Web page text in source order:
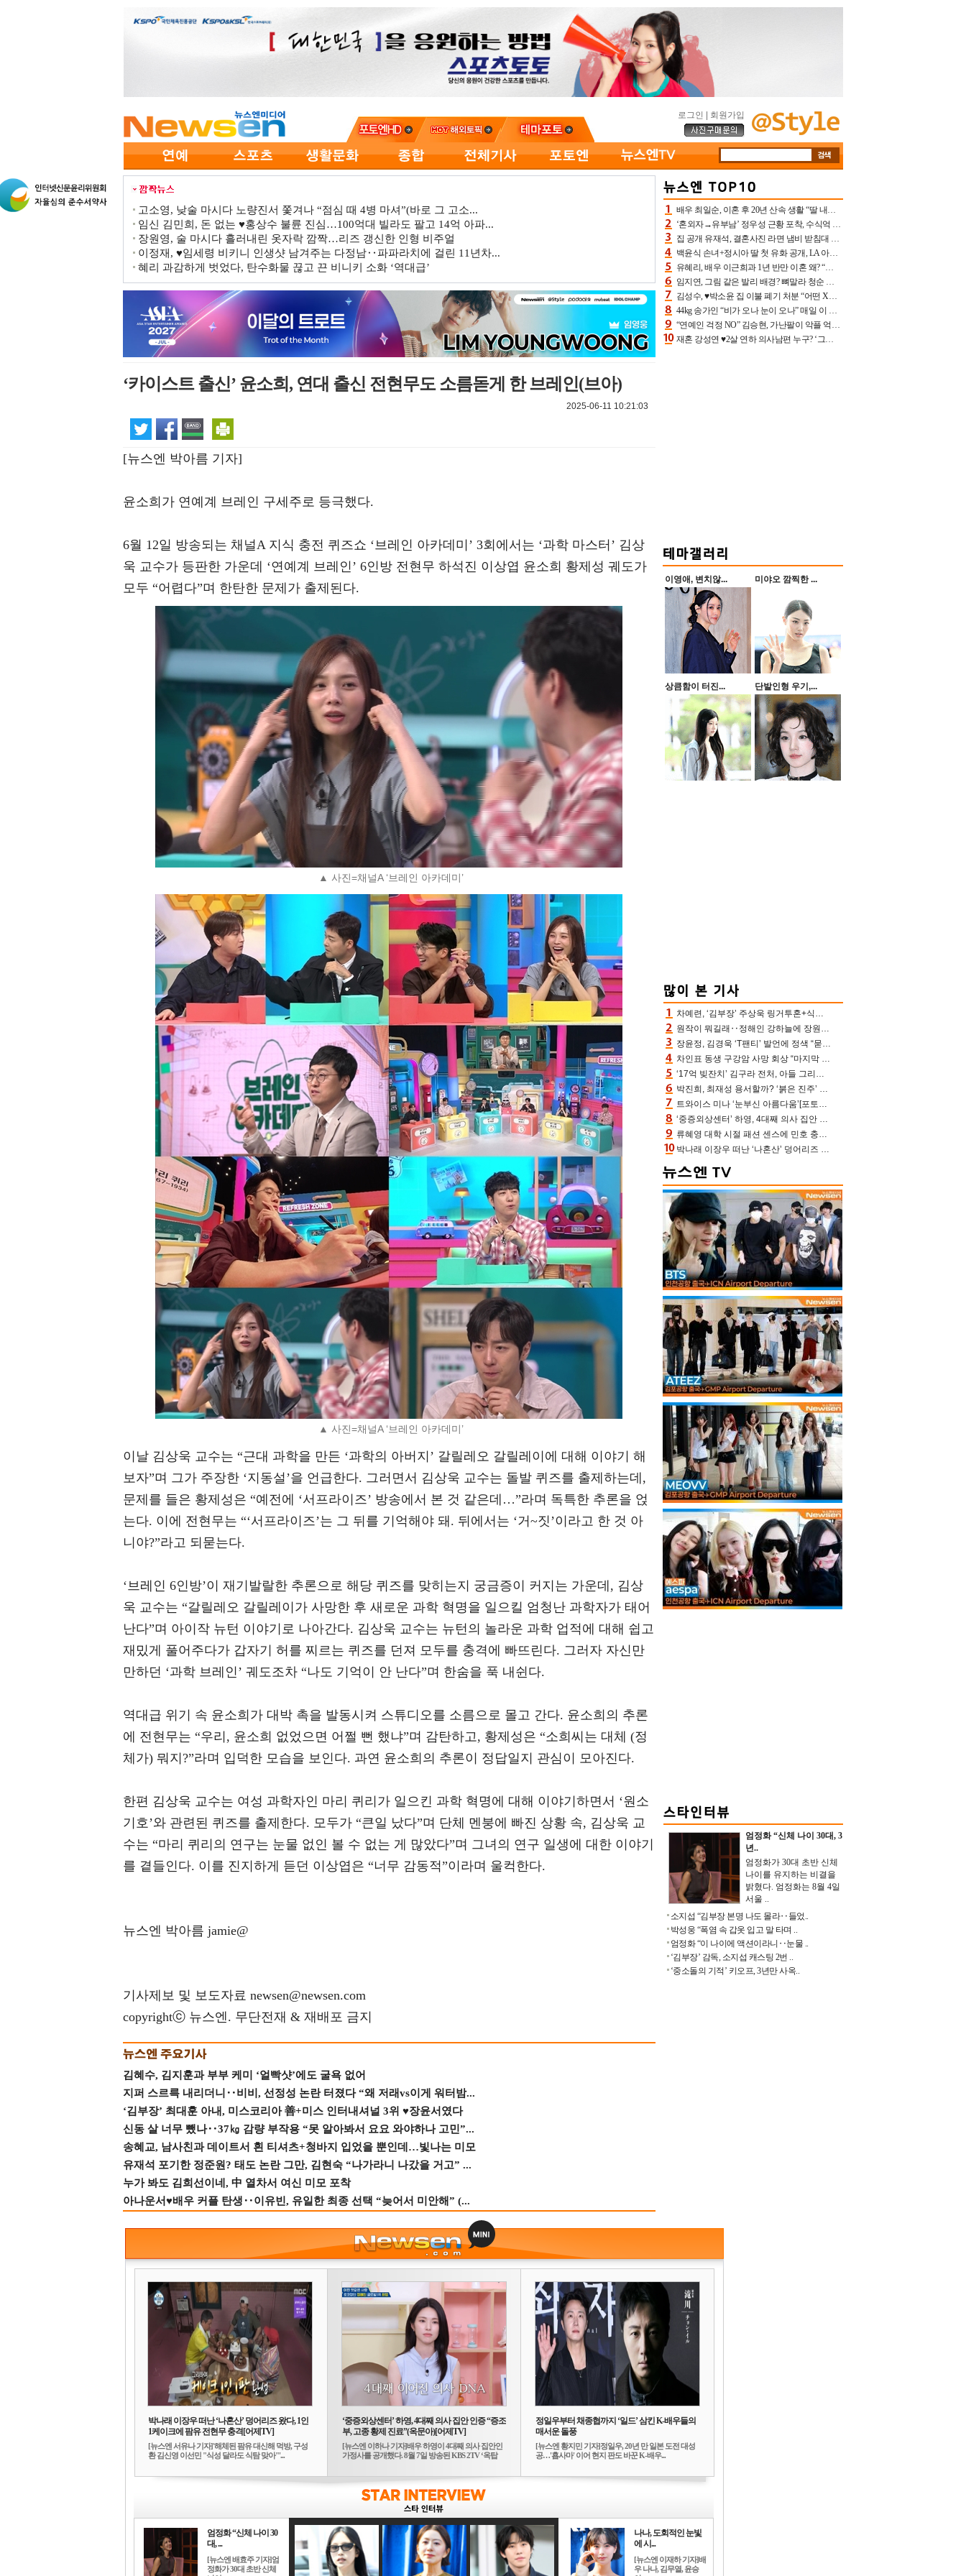
로그인 회원가입
고소영, 낮술 마시다 노량진서 쫓겨나 “점심 때 4병 마셔”(바로 그 고소...
임신 김민희, 돈 없는 ♥홍상수 불륜 진심…100억대 빌라도 팔고 14억 아파...
장원영, 술 마시다 흘러내린 옷자락 깜짝…리즈 갱신한 인형 비주얼
이정재, ♥임세령 비키니 인생샷 남겨주는 다정남‥파파라치에 걸린 11년차...
혜리 과감하게 벗었다, 탄수화물 끊고 끈 비니키 소화 ‘역대급’
‘카이스트 출신’ 윤소희, 연대 출신 전현무도 소름돋게 한 브레인(브아)
2025-06-11 10:21:03
[뉴스엔 박아름 기자]
윤소희가 연예계 브레인 구세주로 등극했다.
6월 12일 방송되는 채널A 지식 충전 퀴즈쇼 ‘브레인 아카데미’ 3회에서는 ‘과학 마스터’ 김상
욱 교수가 등판한 가운데 ‘연예계 브레인’ 6인방 전현무 하석진 이상엽 윤소희 황제성 궤도가
모두 “어렵다”며 한탄한 문제가 출제된다.
▲ 사진=채널A ‘브레인 아카데미’
▲ 사진=채널A ‘브레인 아카데미’
이날 김상욱 교수는 “근대 과학을 만든 ‘과학의 아버지’ 갈릴레오 갈릴레이에 대해 이야기 해
보자”며 그가 주장한 ‘지동설’을 언급한다. 그러면서 김상욱 교수는 돌발 퀴즈를 출제하는데,
문제를 들은 황제성은 “예전에 ‘서프라이즈’ 방송에서 본 것 같은데…”라며 독특한 추론을 얹
는다. 이에 전현무는 “‘서프라이즈’는 그 뒤를 기억해야 돼. 뒤에서는 ‘거~짓’이라고 한 것 아
니야?”라고 되묻는다.
‘브레인 6인방’이 재기발랄한 추론으로 해당 퀴즈를 맞히는지 궁금증이 커지는 가운데, 김상
욱 교수는 “갈릴레오 갈릴레이가 사망한 후 새로운 과학 혁명을 일으킬 엄청난 과학자가 태어
난다”며 아이작 뉴턴 이야기로 나아간다. 김상욱 교수는 뉴턴의 놀라운 과학 업적에 대해 쉽고
재밌게 풀어주다가 갑자기 허를 찌르는 퀴즈를 던져 모두를 충격에 빠뜨린다. 그러자 자신만
만하던 ‘과학 브레인’ 궤도조차 “나도 기억이 안 난다”며 한숨을 푹 내쉰다.
역대급 위기 속 윤소희가 대박 촉을 발동시켜 스튜디오를 소름으로 몰고 간다. 윤소희의 추론
에 전현무는 “우리, 윤소희 없었으면 어쩔 뻔 했냐”며 감탄하고, 황제성은 “소희씨는 대체 (정
체가) 뭐지?”라며 입덕한 모습을 보인다. 과연 윤소희의 추론이 정답일지 관심이 모아진다.
한편 김상욱 교수는 여성 과학자인 마리 퀴리가 일으킨 과학 혁명에 대해 이야기하면서 ‘원소
기호’와 관련된 퀴즈를 출제한다. 모두가 “큰일 났다”며 단체 멘붕에 빠진 상황 속, 김상욱 교
수는 “마리 퀴리의 연구는 눈물 없인 볼 수 없는 게 많았다”며 그녀의 연구 일생에 대한 이야기
를 곁들인다. 이를 진지하게 듣던 이상엽은 “너무 감동적”이라며 울컥한다.
뉴스엔 박아름 jamie@
기사제보 및 보도자료 newsen@newsen.com
copyrightⓒ 뉴스엔. 무단전재 & 재배포 금지
김혜수, 김지훈과 부부 케미 ‘얼빡샷’에도 굴욕 없어
지퍼 스르륵 내리더니‥비비, 선정성 논란 터졌다 “왜 저래vs이게 워터밤...
‘김부장’ 최대훈 아내, 미스코리아 善+미스 인터내셔널 3위 ♥장윤서였다
신동 살 너무 뺐나‥37㎏ 감량 부작용 “못 알아봐서 요요 와야하나 고민”...
송혜교, 남사친과 데이트서 흰 티셔츠+청바지 입었을 뿐인데…빛나는 미모
유재석 포기한 정준원? 태도 논란 그만, 김현숙 “나가라니 나갔을 거고” ...
누가 봐도 김희선이네, 中 열차서 여신 미모 포착
아나운서♥배우 커플 탄생‥이유빈, 유일한 최종 선택 “늦어서 미안해” (...
배우 최일순, 이혼 후 20년 산속 생활 “딸 내가 버렸다고 원망‥맘 아파”(특종)[어제TV]
‘혼외자→유부남’ 정우성 근황 포착, 수식억 해킹 피해 후배 만났다 “존경하는”
집 공개 유재석, 결혼사진 라면 냄비 받침대 되고 분노‥가족사진도 피해(놀뭐)[어제TV]
백윤식 손녀+정시아 딸 첫 유화 공개, LA 아트쇼→서울국제조각페스타 작가다운 수준급 실력
유혜리, 배우 이근희과 1년 반만 이혼 왜? “식칼 꽂고 의자 던져” 충격 폭로(특종)[어제TV]
임지연, 그림 같은 발리 배경? 뼈말라 청순 비키니 핏에 상대 안 되네
김성수, ♥박소윤 집 이불 폐기 처분 “어떤 X이랑 썼을지 몰라” 질투(신랑수업2)[어제TV]
44kg 송가인 “비가 오나 눈이 오나” 매일 이 운동, 허벅지 근육량 상승+체지방 감소
“연예인 걱정 NO” 김승현, 가난팔이 악플 억울할만‥아내+딸과 日 여행
재혼 강성연 ♥2살 연하 의사남편 누구? ‘그알’ 자문의에 훈남 비주얼 초엘리트 스펙 [종합]
이영애, 변치않... 미야오 깜찍한 ...
상큼함이 터진... 단발인형 우기,...
차예련, ‘김부장’ 주상욱 링거투혼+식스팩 비화 “옷 벗는데 아저씨는 안 된다고”(차장금)
원작이 뭐길래‥정해인 강하늘에 장원영까지 참여한 이 영화
장윤정, 김경욱 ‘T팬티’ 발언에 정색 “묻지 않았는데, 그것도 성희롱”(장공장)
차인표 동생 구강암 사망 회상 “마지막 순간 동생 손 잡아준 신애라, 두고두고 고마워” (신애라이프)
‘17억 빚잔치’ 김구라 전처, 아들 그리는 “나 뿐인데” 친엄마 챙기는 효심 눈길
박진희, 최재성 용서할까? ‘붉은 진주’ 오늘(7일) 결말 나온다
트와이스 미나 ‘눈부신 아름다움’[포토엔HD]
‘중증외상센터’ 하영, 4대째 의사 집안 인증 “증조부, 고종 황제 진료”(옥문아)[어제TV]
류혜영 대학 시절 패션 센스에 민호 충격 “레몬색 레깅스에 다리 없는 줄”(나혼산)
박나래 이장우 떠난 ‘나혼산’ 덩어리즈 왔다, 1인 1케이크에 팜유 전현무 충격[어제TV]
엄정화 “신체 나이 30대, 3
년..
엄정화가 30대 초반 신체
나이를 유지하는 비결을
밝혔다. 엄정화는 8월 4일
서울 ..
소지섭 “김부장 본명 나도 몰라‥들었..
박성웅 “폭염 속 갑옷 입고 말 타며 ..
엄정화 “이 나이에 액션이라니‥눈물 ..
‘김부장’ 감독, 소지섭 캐스팅 2번 ..
‘중소돌의 기적’ 키오프, 3년만 사옥..
박나래 이장우 떠난 ‘나혼산’ 덩어리즈 왔다, 1인
1케이크에 팜유 전현무 충격[어제TV]
[뉴스엔 서유나 기자]'해체된 팜유 대신해 먹방, 구성
환 김신영 이선민 "식성 달라도 식탐 맞아"'...
‘중증외상센터’ 하영, 4대째 의사 집안 인증 “증조
부, 고종 황제 진료”(옥문아)[어제TV]
[뉴스엔 이하나 기자]배우 하영이 4대째 의사 집안인
가정사를 공개했다. 8월 7일 방송된 KBS 2TV ‘옥탑
정일우부터 채종협까지 ‘일드’ 삼킨 K-배우들의
매서운 돌풍
[뉴스엔 황지민 기자]정일우, 20년 만 일본 도전 대성
공…'횹사마' 이어 현지 판도 바꾼 K-배우...
엄정화 “신체 나이 30
대, ...
[뉴스엔 배효주 기자]엄
정화가 30대 초반 신체
나나, 도회적인 눈빛
에 시...
[뉴스엔 이재하 기자]배
우 나나, 김무열, 윤승